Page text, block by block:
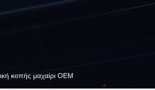
κοπής μαχαίρι OEM